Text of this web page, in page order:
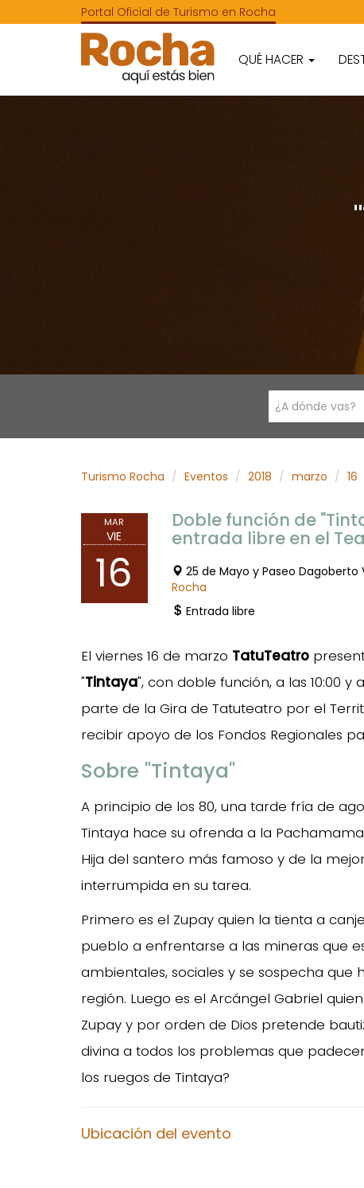
Portal Oficial de Turismo en Rocha
QUÉ HACER
¿A dónde vas?
Turismo Rocha Eventos 2018 marzo 16
MAR
VIE
16
Doble función de
entrada libre en el
25 de Mayo y Paseo Dagoberto
Rocha
Entrada libre
El viernes 16 de marzo TatuTeatro
"Tintaya", con doble función, a las 10:00 y
parte de la Gira de Tatuteatro por el
recibir apoyo de los Fondos Regionales
Sobre "Tintaya"
A principio de los 80, una tarde fría de
Tintaya hace su ofrenda a la
Hija del santero más famoso y de la
interrumpida en su tarea.
Primero es el Zupay quien la tienta a
pueblo a enfrentarse a las mineras que
ambientales, sociales y se sospecha que
región. Luego es el Arcángel Gabriel
Zupay y por orden de Dios pretende
divina a todos los problemas que
los ruegos de Tintaya?
Ubicación del evento